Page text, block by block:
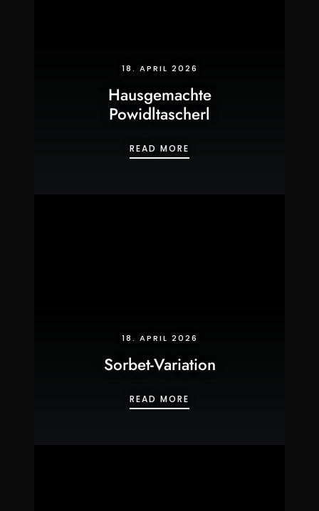
18. APRIL 2026
Hausgemachte
Powidltascherl
READ MORE
18. APRIL 2026
Sorbet-Variation
READ MORE